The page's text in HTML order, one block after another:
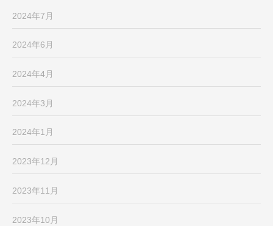
2024年7月
2024年6月
2024年4月
2024年3月
2024年1月
2023年12月
2023年11月
2023年10月